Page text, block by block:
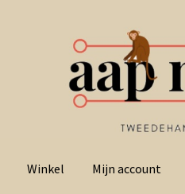
Winkel Mijn account